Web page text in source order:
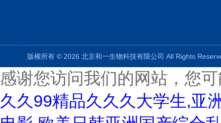
版權所有 © 2026 北京和一生物科技有限公司 All Rights
感谢您访问我们的网站，您
久久99精品久久久大学生,亚